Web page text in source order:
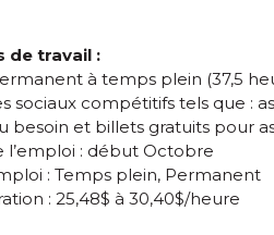
de travail :
à temps plein (37,5
sociaux compétitifs tels que :
besoin et billets gratuits pour
l’emploi : début Octobre
: Temps plein, Permanent
: 25,48$ à 30,40$/heure